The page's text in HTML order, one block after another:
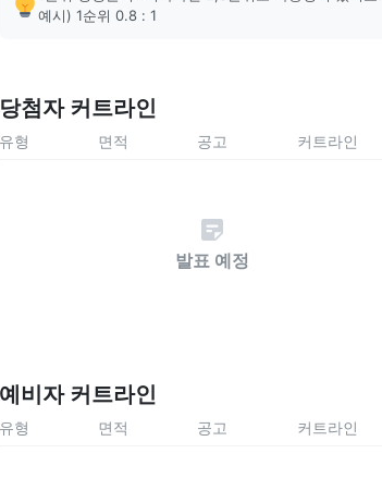
예시) 1순위 0.8 : 1
당첨자 커트라인
유형 면적 공고 커트라인
발표 예정
예비자 커트라인
유형 면적 공고 커트라인